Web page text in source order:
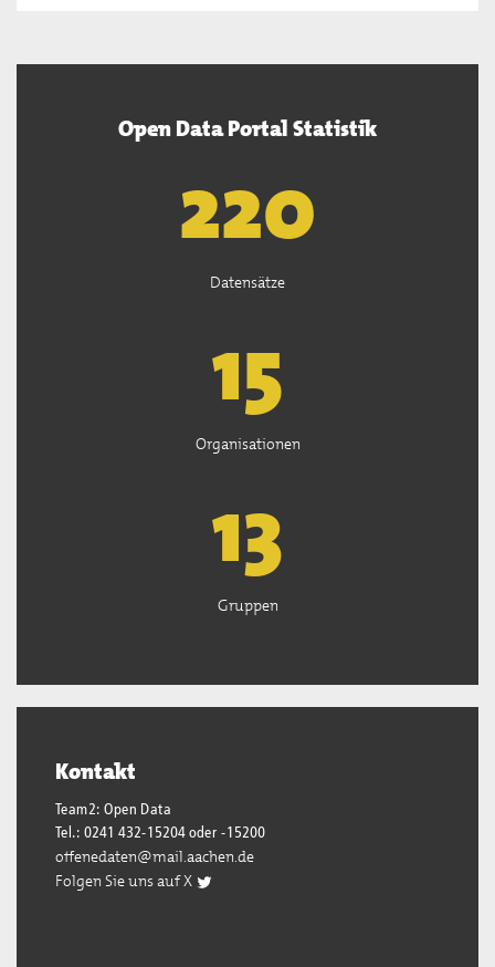
Open Data Portal Statistik
222
Datensätze
15
Organisationen
13
Gruppen
Kontakt
Team2: Open Data
Tel.: 0241 432-15204 oder -15200
offenedaten@mail.aachen.de
Folgen Sie uns auf X